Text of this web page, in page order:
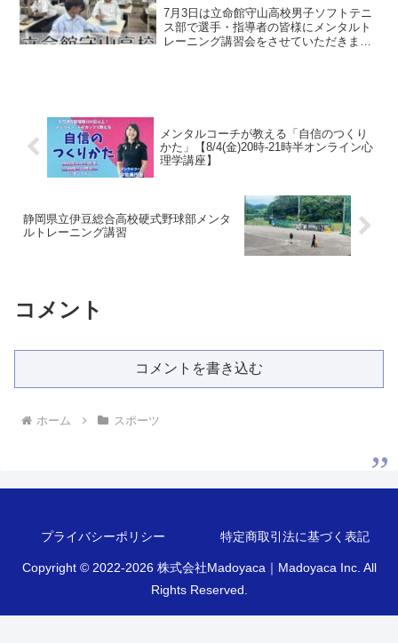
7月3日は立命館守山高校男子ソフトテニ
ス部で選手・指導者の皆様にメンタルト
レーニング講習会をさせていただきまし
メンタルコーチが教える「自信のつくり
かた」【8/4(金)20時-21時半オンライン心
理学講座】
静岡県立伊豆総合高校硬式野球部メンタ
ルトレーニング講習
コメント
コメントを書き込む
ホーム スポーツ
プライバシーポリシー 特定商取引法に基づく表記
Copyright © 2022-2026 株式会社Madoyaca｜Madoyaca Inc. All
Rights Reserved.